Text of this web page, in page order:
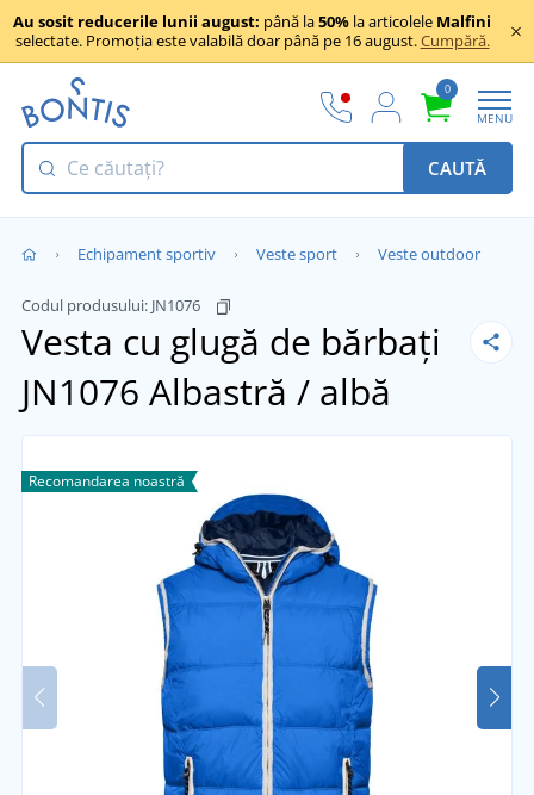
Au sosit reducerile lunii august: până la50% la articolele Malfini
selectate. Promoția este valabilă doar până pe 16 august.Cumpără.
0
MENU
CAUTĂ
Echipament sportiv Veste sport Veste outdoor
Codul produsului: JN1076
Vesta cu glugă de bărbați
JN1076 Albastră / albă
Recomandarea noastră